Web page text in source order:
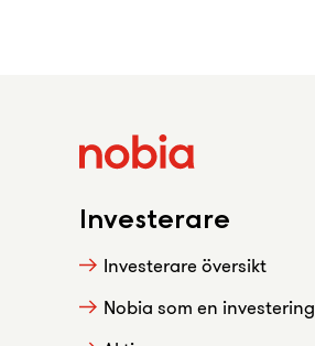
Investerare
Investerare översikt
Nobia som en investering